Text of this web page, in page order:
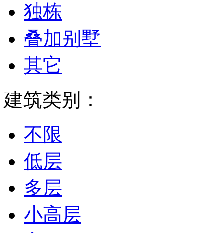
独栋
叠加别墅
其它
建筑类别：
不限
低层
多层
小高层